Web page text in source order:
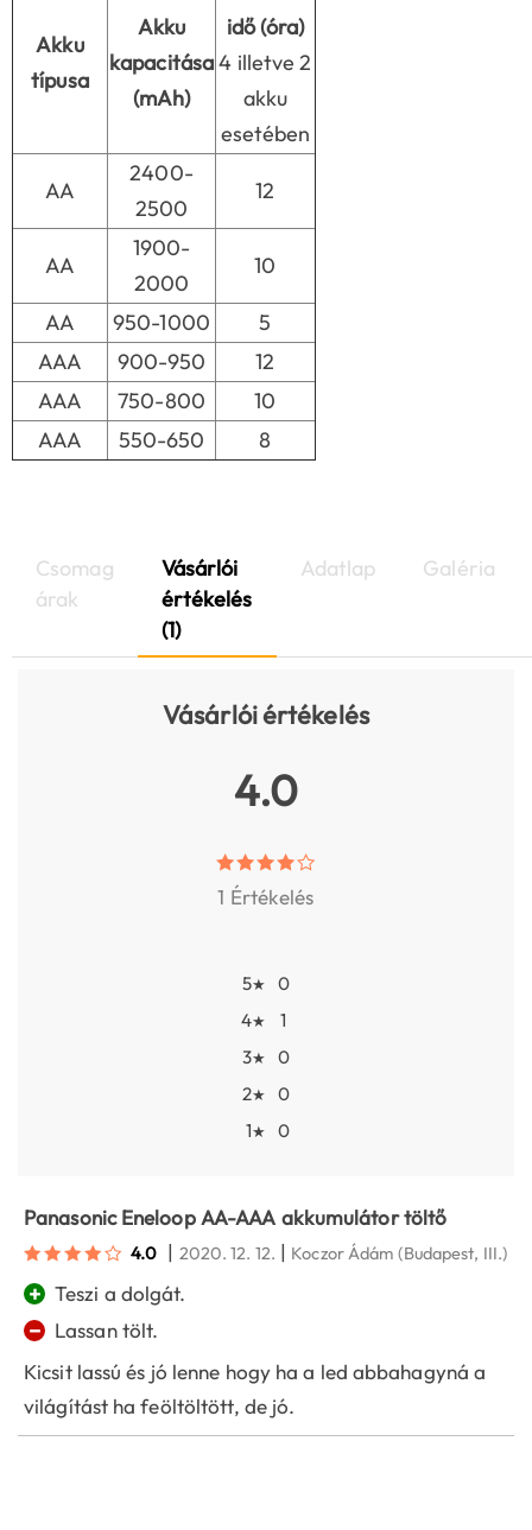
Akku
típusa
Akku
kapacitása
(mAh)
idő (óra)
4 illetve 2
akku
esetében
AA
2400-
2500
12
AA
1900-
2000
10
AA 950-1000
5
AAA
900-950
12
AAA
750-800
10
AAA
550-650 8
Csomag
árak
Vásárlói
értékelés
(1)
Adatlap Galéria
Vásárlói értékelés
4.0
1 Értékelés
5★
0
4★
1
3★
0
2★
0
1★ 0
Panasonic Eneloop AA-AAA akkumulátor töltő
4.0 | 2020. 12. 12. | Koczor Ádám (Budapest, III.)
+ Teszi a dolgát.
−
Lassan tölt.
Kicsit lassú és jó lenne hogy ha a led abbahagyná a
világítást ha feöltöltött, de jó.